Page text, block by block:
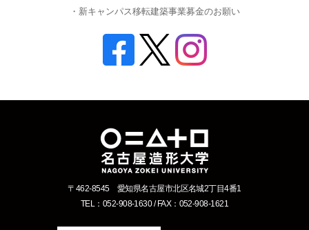
・新キャンパス移転建築事業募金のお願い
〒462-8545 愛知県名古屋市北区名城2丁目4番1
TEL：052-908-1630 / FAX：052-908-1621